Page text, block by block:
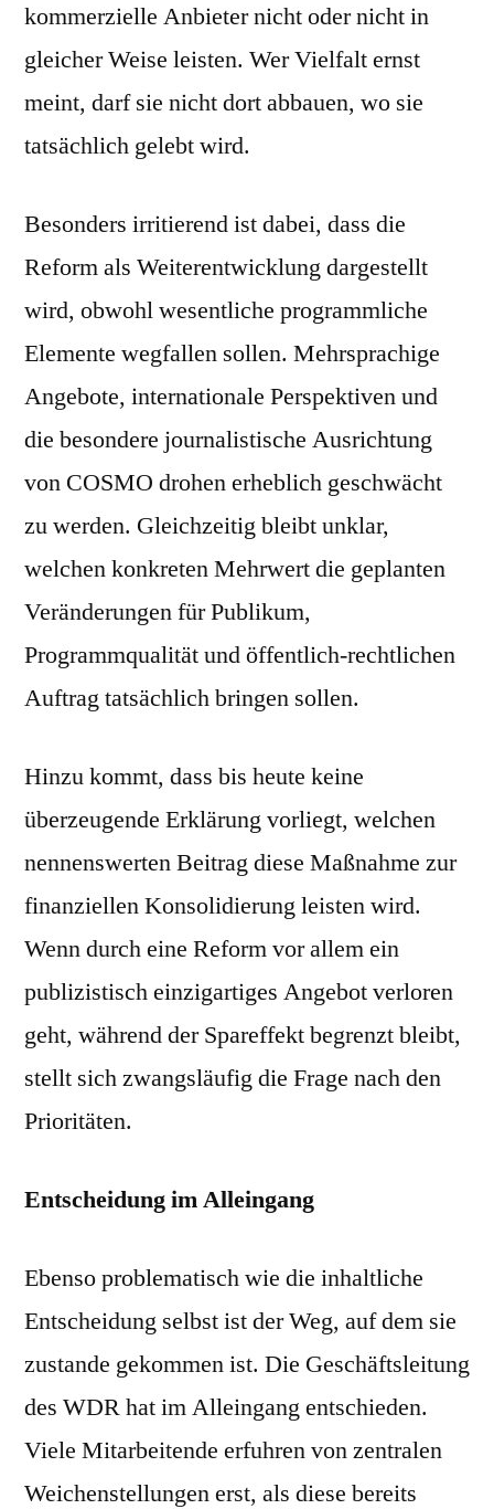
kommerzielle Anbieter nicht oder nicht in
gleicher Weise leisten. Wer Vielfalt ernst
meint, darf sie nicht dort abbauen, wo sie
tatsächlich gelebt wird.
Besonders irritierend ist dabei, dass die
Reform als Weiterentwicklung dargestellt
wird, obwohl wesentliche programmliche
Elemente wegfallen sollen. Mehrsprachige
Angebote, internationale Perspektiven und
die besondere journalistische Ausrichtung
von COSMO drohen erheblich geschwächt
zu werden. Gleichzeitig bleibt unklar,
welchen konkreten Mehrwert die geplanten
Veränderungen für Publikum,
Programmqualität und öffentlich-rechtlichen
Auftrag tatsächlich bringen sollen.
Hinzu kommt, dass bis heute keine
überzeugende Erklärung vorliegt, welchen
nennenswerten Beitrag diese Maßnahme zur
finanziellen Konsolidierung leisten wird.
Wenn durch eine Reform vor allem ein
publizistisch einzigartiges Angebot verloren
geht, während der Spareffekt begrenzt bleibt,
stellt sich zwangsläufig die Frage nach den
Prioritäten.
Entscheidung im Alleingang
Ebenso problematisch wie die inhaltliche
Entscheidung selbst ist der Weg, auf dem sie
zustande gekommen ist. Die Geschäftsleitung
des WDR hat im Alleingang entschieden.
Viele Mitarbeitende erfuhren von zentralen
Weichenstellungen erst, als diese bereits